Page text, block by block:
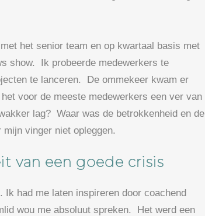
het senior team en op kwartaal basis met
show. Ik probeerde medewerkers te
te lanceren. De ommekeer kwam er
voor de meeste medewerkers een ver van
lag? Waar was de betrokkenheid en de
vinger niet opleggen.
van een goede crisis
had me laten inspireren door coachend
wou me absoluut spreken. Het werd een